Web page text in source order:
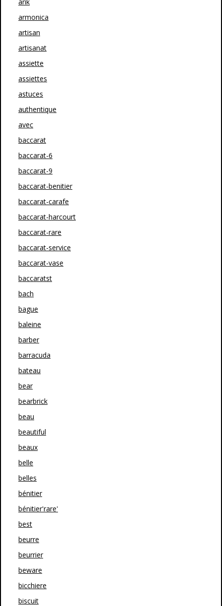
armonica
artisan
artisanat
assiette
assiettes
astuces
authentique
avec
baccarat
baccarat-6
baccarat-9
baccarat-benitier
baccarat-carafe
baccarat-harcourt
baccarat-rare
baccarat-service
baccarat-vase
baccaratst
bach
bague
baleine
barber
barracuda
bateau
bear
bearbrick
beau
beautiful
beaux
belle
belles
bénitier
bénitier'rare'
best
beurre
beurrier
beware
bicchiere
biscuit